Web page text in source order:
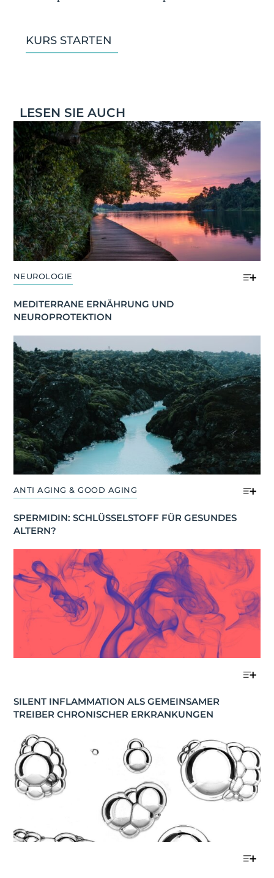
KURS STARTEN
LESEN SIE AUCH
NEUROLOGIE
MEDITERRANE ERNÄHRUNG UND
NEUROPROTEKTION
ANTI AGING & GOOD AGING
SPERMIDIN: SCHLÜSSELSTOFF FÜR GESUNDES
ALTERN?
SILENT INFLAMMATION ALS GEMEINSAMER
TREIBER CHRONISCHER ERKRANKUNGEN